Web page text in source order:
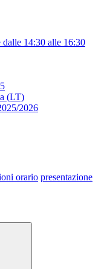
14:30 alle 16:30
(LT)
2026
orario presentazione